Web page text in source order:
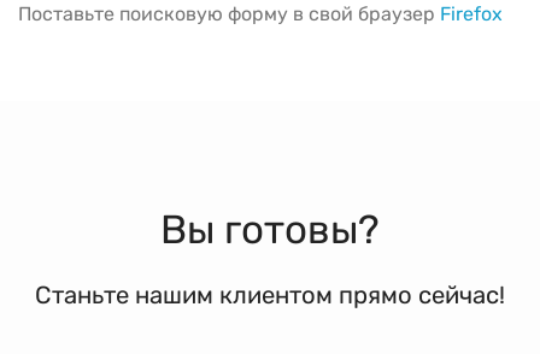
Поставьте поисковую форму в свой браузер Firefox
Вы готовы?
Станьте нашим клиентом прямо сейчас!